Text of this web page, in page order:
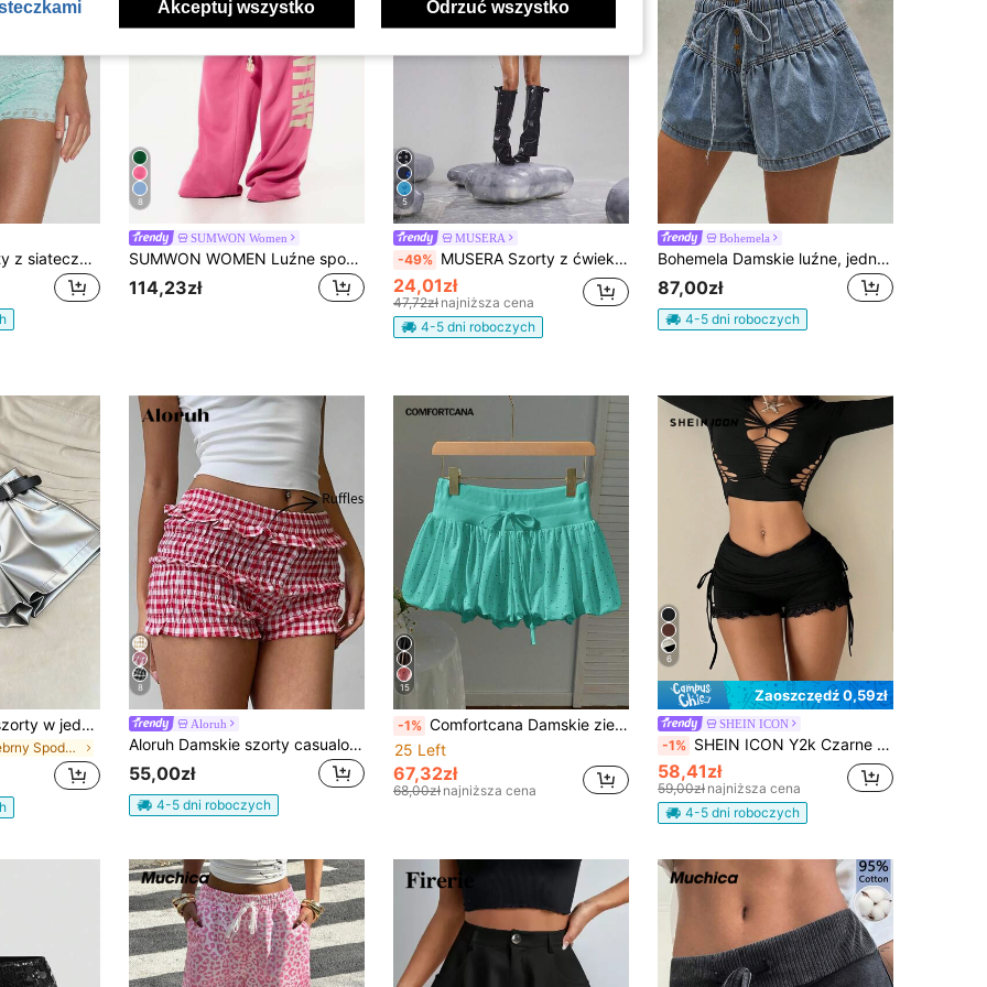
MUSERA Mini szorty z siateczki i koronki z falbaną na brzegu, wiosna/lato, na wakacje, festiwal, na co dzień, urocze, na wyjście, kobiece, dziewczęce, Y2K, Bad Timing
8
SUMWON Women
SUMWON WOMEN Luźne spodnie dresowe z szerokimi nogawkami i ściągaczem oraz kontrastowym nadrukiem z logo zapewniającym swobodny komfort
114,23zł
5
MUSERA
-49% MUSERA Szorty z ćwiekami i przelotkami, dopasowane, mikro mini, seksowne, tylko na imprezę, na wieczorne wyjście, eleganckie, seksowne, na imprezę, na okazję, na festiwal, na co dzień
24,01zł
47,72zł najniższa cena
4-5 dni roboczych
Bohemela
Bohemela Damskie luźne, jednokolorowe, tkane szorty jeansowe
87,00zł
4-5 dni roboczych
INAWLY Damskie szorty w jednolitym kolorze, minimalistyczne, casualowe
w Srebrny Spodenki damskie
8
Aloruh
Aloruh Damskie szorty casualowe w kratkę gingham w kolorze czerwonym i białym, z falbanką, w stylu Sweet Country Holiday, wiosna/lato
55,00zł
4-5 dni roboczych
15
-1% Comfortcana Damskie zielone szorty casual w kropki, letnie
25 Left
67,32zł
68,00zł najniższa cena
6
Zaoszczędź 0,59zł
SHEIN ICON
-1% SHEIN ICON Y2k Czarne dopasowane szorty ze ściągaczem w pasie i falbaniastym brzegiem, zdobione wygodnymi, swobodnymi strojami
58,41zł
59,00zł najniższa cena
4-5 dni roboczych
Akceptuj wszystko Odrzuć wszystko